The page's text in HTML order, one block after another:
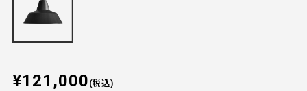
¥121,000 (税込)